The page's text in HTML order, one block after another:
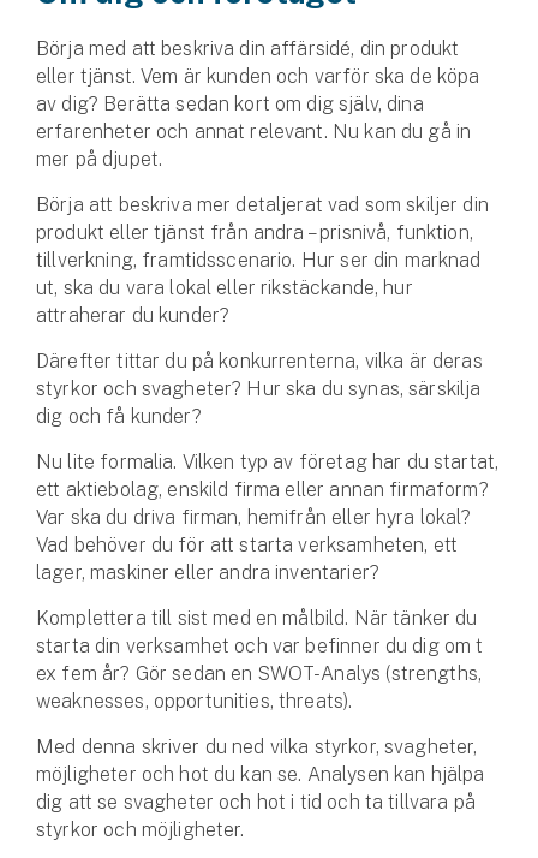
Fritidshusförsäkring
Företag
Företagsförsäkring
Bilförsäkring för företag
Släpvagnsförsäkring
Drönarförsäkring
För förmedlare
Gruppförsäkringar
Kommunolycksfall
Se alla försäkringar
Börja med att beskriva din affärsidé, din produkt
eller tjänst. Vem är kunden och varför ska de köpa
av dig? Berätta sedan kort om dig själv, dina
erfarenheter och annat relevant. Nu kan du gå in
mer på djupet.
Börja att beskriva mer detaljerat vad som skiljer din
produkt eller tjänst från andra – prisnivå, funktion,
tillverkning, framtidsscenario. Hur ser din marknad
ut, ska du vara lokal eller rikstäckande, hur
attraherar du kunder?
Därefter tittar du på konkurrenterna, vilka är deras
styrkor och svagheter? Hur ska du synas, särskilja
dig och få kunder?
Nu lite formalia. Vilken typ av företag har du startat,
ett aktiebolag, enskild firma eller annan firmaform?
Var ska du driva firman, hemifrån eller hyra lokal?
Vad behöver du för att starta verksamheten, ett
lager, maskiner eller andra inventarier?
Komplettera till sist med en målbild. När tänker du
starta din verksamhet och var befinner du dig om t
ex fem år? Gör sedan en SWOT-Analys (strengths,
weaknesses, opportunities, threats).
Med denna skriver du ned vilka styrkor, svagheter,
möjligheter och hot du kan se. Analysen kan hjälpa
dig att se svagheter och hot i tid och ta tillvara på
styrkor och möjligheter.